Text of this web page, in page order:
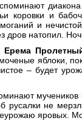
коровки и
и
дров натопил.
Ерема
яблоки,
– будет
русалки не
яровых.